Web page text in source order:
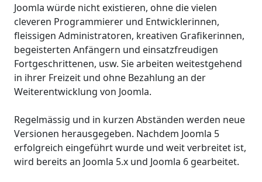
Joomla würde nicht existieren, ohne die vielen
cleveren Programmierer und Entwicklerinnen,
fleissigen Administratoren, kreativen Grafikerinnen,
begeisterten Anfängern und einsatzfreudigen
Fortgeschrittenen, usw. Sie arbeiten weitestgehend
in ihrer Freizeit und ohne Bezahlung an der
Weiterentwicklung von Joomla.
Regelmässig und in kurzen Abständen werden neue
Versionen herausgegeben. Nachdem Joomla 5
erfolgreich eingeführt wurde und weit verbreitet ist,
wird bereits an Joomla 5.x und Joomla 6 gearbeitet.